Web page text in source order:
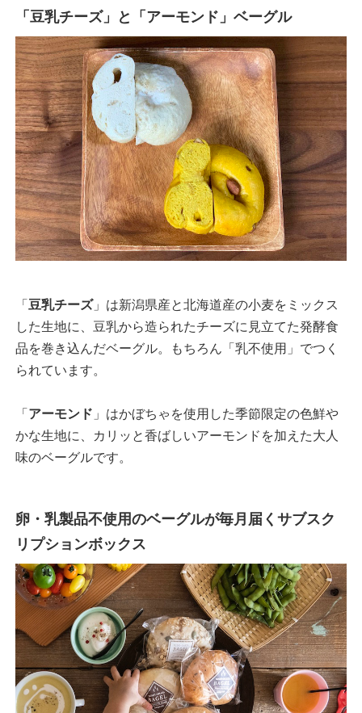
「豆乳チーズ」と「アーモンド」ベーグル
「豆乳チーズ」は新潟県産と北海道産の小麦をミックス
した生地に、豆乳から造られたチーズに見立てた発酵食
品を巻き込んだベーグル。もちろん「乳不使用」でつく
られています。
「アーモンド 」はかぼちゃを使用した季節限定の色鮮や
かな生地に、カリッと香ばしいアーモンドを加えた大人
味のベーグルです。
卵・乳製品不使用のベーグルが毎月届くサブスク
リプションボックス